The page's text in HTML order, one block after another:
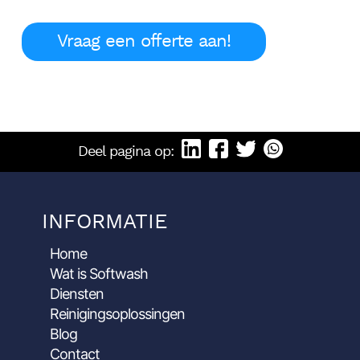
Vraag een offerte aan!
Deel pagina op:
INFORMATIE
Home
Wat is Softwash
Diensten
Reinigingsoplossingen
Blog
Contact